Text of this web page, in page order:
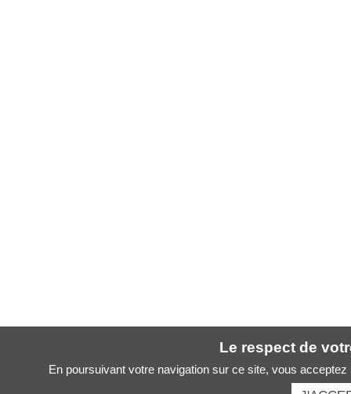
Le respect de
En poursuivant votre navigation sur ce site, vous